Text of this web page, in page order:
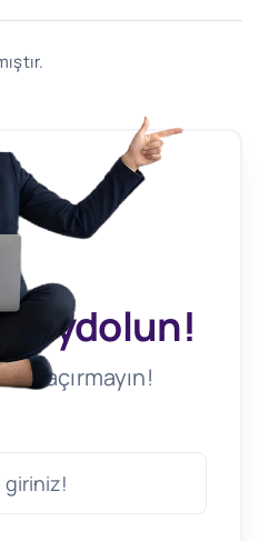
Kaçırmayın!